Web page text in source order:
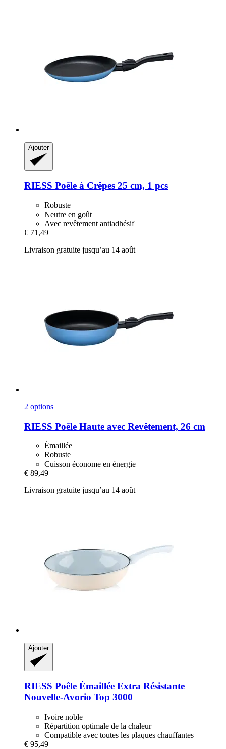
Ajouter
RIESS Poêle à Crêpes 25 cm, 1 pcs
Robuste
Neutre en goût
Avec revêtement antiadhésif
€ 71,49
Livraison gratuite jusqu’au 14 août
2 options
RIESS Poêle Haute avec Revêtement, 26 cm
Émaillée
Robuste
Cuisson économe en énergie
€ 89,49
Livraison gratuite jusqu’au 14 août
Ajouter
RIESS Poêle Émaillée Extra Résistante
Nouvelle-​Avorio Top 3000
Ivoire noble
Répartition optimale de la chaleur
Compatible avec toutes les plaques chauffantes
€ 95,49